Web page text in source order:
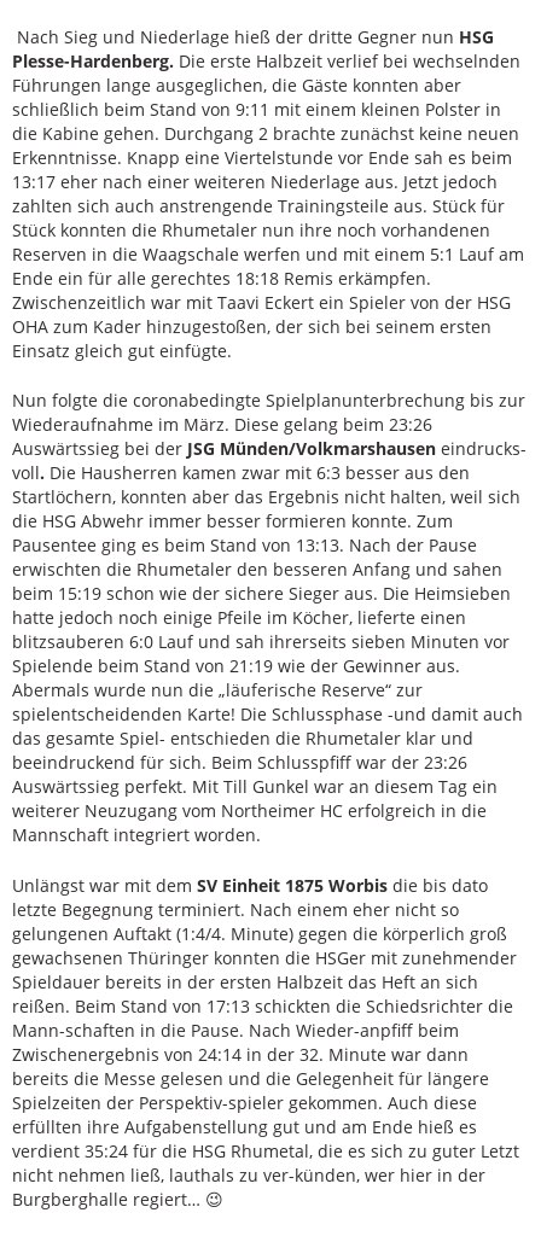
Nach Sieg und Niederlage hieß der dritte Gegner nun HSG
Plesse-Hardenberg. Die erste Halbzeit verlief bei wechselnden
Führungen lange ausgeglichen, die Gäste konnten aber
schließlich beim Stand von 9:11 mit einem kleinen Polster in
die Kabine gehen. Durchgang 2 brachte zunächst keine neuen
Erkenntnisse. Knapp eine Viertelstunde vor Ende sah es beim
13:17 eher nach einer weiteren Niederlage aus. Jetzt jedoch
zahlten sich auch anstrengende Trainingsteile aus. Stück für
Stück konnten die Rhumetaler nun ihre noch vorhandenen
Reserven in die Waagschale werfen und mit einem 5:1 Lauf am
Ende ein für alle gerechtes 18:18 Remis erkämpfen.
Zwischenzeitlich war mit Taavi Eckert ein Spieler von der HSG
OHA zum Kader hinzugestoßen, der sich bei seinem ersten
Einsatz gleich gut einfügte.
Nun folgte die coronabedingte Spielplanunterbrechung bis zur
Wiederaufnahme im März. Diese gelang beim 23:26
Auswärtssieg bei der JSG Münden/Volkmarshausen eindrucks-
voll. Die Hausherren kamen zwar mit 6:3 besser aus den
Startlöchern, konnten aber das Ergebnis nicht halten, weil sich
die HSG Abwehr immer besser formieren konnte. Zum
Pausentee ging es beim Stand von 13:13. Nach der Pause
erwischten die Rhumetaler den besseren Anfang und sahen
beim 15:19 schon wie der sichere Sieger aus. Die Heimsieben
hatte jedoch noch einige Pfeile im Köcher, lieferte einen
blitzsauberen 6:0 Lauf und sah ihrerseits sieben Minuten vor
Spielende beim Stand von 21:19 wie der Gewinner aus.
Abermals wurde nun die „läuferische Reserve“ zur
spielentscheidenden Karte! Die Schlussphase -und damit auch
das gesamte Spiel- entschieden die Rhumetaler klar und
beeindruckend für sich. Beim Schlusspfiff war der 23:26
Auswärtssieg perfekt. Mit Till Gunkel war an diesem Tag ein
weiterer Neuzugang vom Northeimer HC erfolgreich in die
Mannschaft integriert worden.
Unlängst war mit dem SV Einheit 1875 Worbis die bis dato
letzte Begegnung terminiert. Nach einem eher nicht so
gelungenen Auftakt (1:4/4. Minute) gegen die körperlich groß
gewachsenen Thüringer konnten die HSGer mit zunehmender
Spieldauer bereits in der ersten Halbzeit das Heft an sich
reißen. Beim Stand von 17:13 schickten die Schiedsrichter die
Mann-schaften in die Pause. Nach Wieder-anpfiff beim
Zwischenergebnis von 24:14 in der 32. Minute war dann
bereits die Messe gelesen und die Gelegenheit für längere
Spielzeiten der Perspektiv-spieler gekommen. Auch diese
erfüllten ihre Aufgabenstellung gut und am Ende hieß es
verdient 35:24 für die HSG Rhumetal, die es sich zu guter Letzt
nicht nehmen ließ, lauthals zu ver-künden, wer hier in der
Burgberghalle regiert… 😉